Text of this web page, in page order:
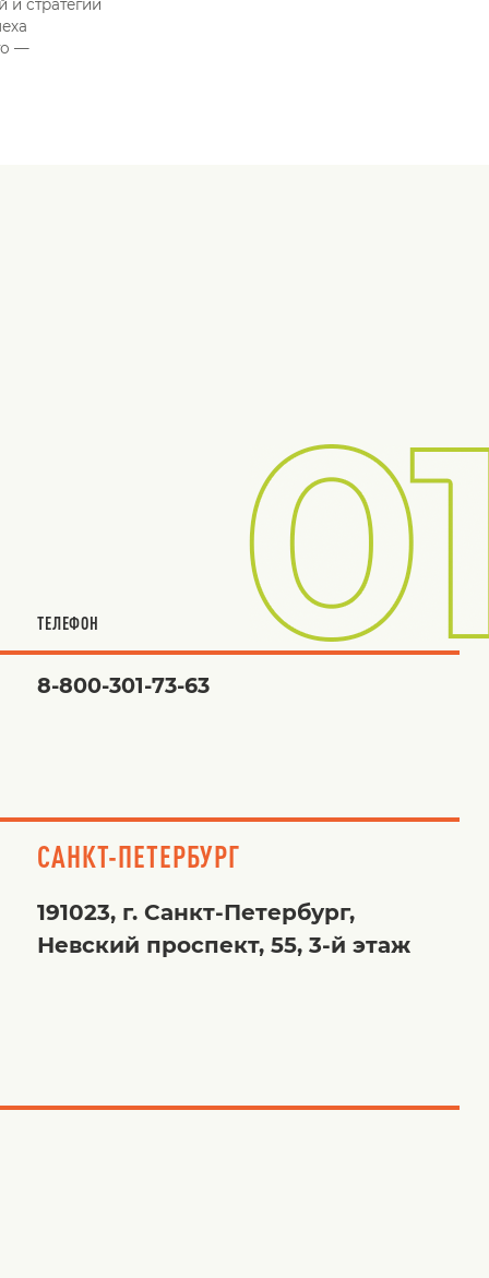
и стратегии
—
ТЕЛЕФОН
8-800-301-73-63
САНКТ-ПЕТЕРБУРГ
191023, г. Санкт-Петербург,
Невский проспект, 55, 3-й этаж